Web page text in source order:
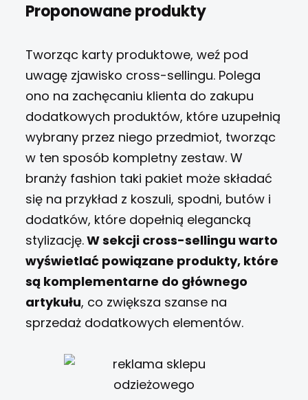
Proponowane produkty
Tworząc karty produktowe, weź pod
uwagę zjawisko cross-sellingu. Polega
ono na zachęcaniu klienta do zakupu
dodatkowych produktów, które uzupełnią
wybrany przez niego przedmiot, tworząc
w ten sposób kompletny zestaw. W
branży fashion taki pakiet może składać
się na przykład z koszuli, spodni, butów i
dodatków, które dopełnią elegancką
stylizację.W sekcji cross-sellingu warto
wyświetlać powiązane produkty, które
są komplementarne do głównego
artykułu, co zwiększa szanse na
sprzedaż dodatkowych elementów.